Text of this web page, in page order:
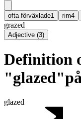
ofta förväxlade1 rim4
grazed
Adjective (3)
Definition
glazed